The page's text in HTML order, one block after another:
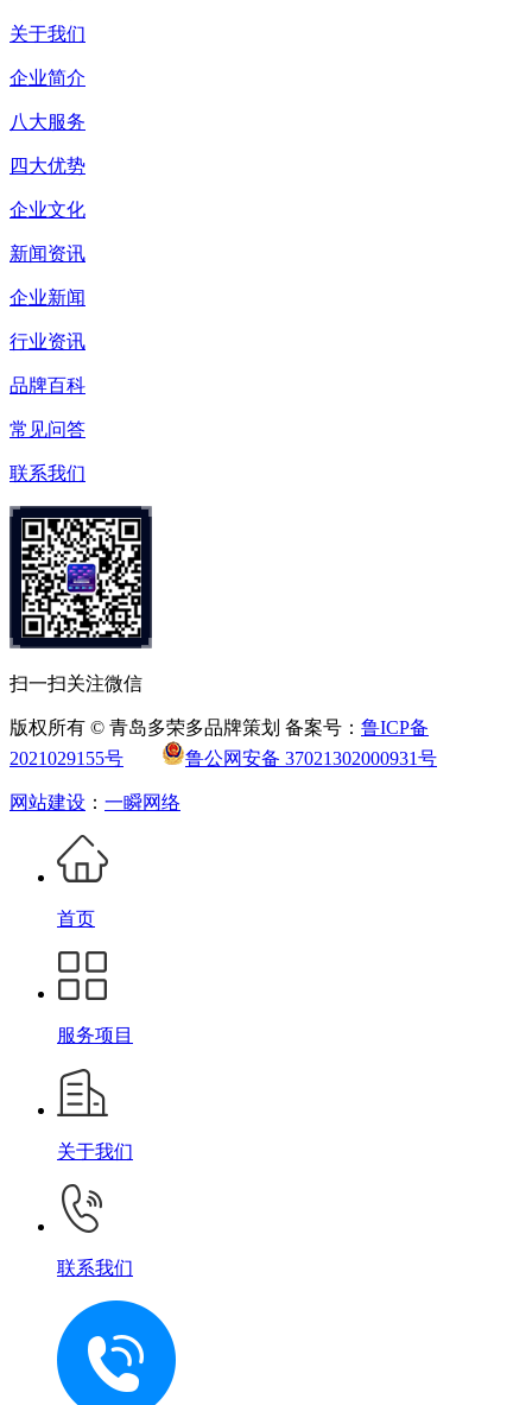
关于我们
企业简介
八大服务
四大优势
企业文化
新闻资讯
企业新闻
行业资讯
品牌百科
常见问答
联系我们
扫一扫关注微信
版权所有 © 青岛多荣多品牌策划 备案号： 鲁ICP备
2021029155号
鲁公网安备 37021302000931号
网站建设 ： 一瞬网络
首页
服务项目
关于我们
联系我们